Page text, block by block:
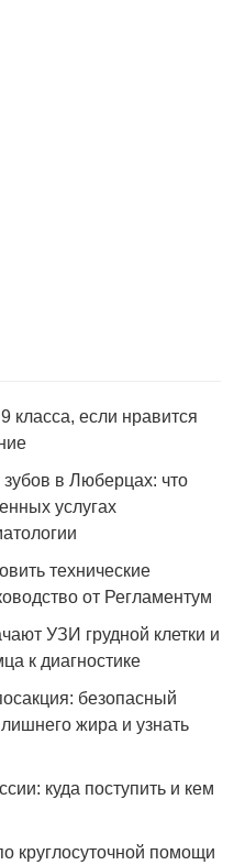
класса, если нравится
в Люберцах: что
услугах
технические
от Регламентум
УЗИ грудной клетки и
к диагностике
безопасный
жира и узнать
куда поступить и кем
круглосуточной помощи